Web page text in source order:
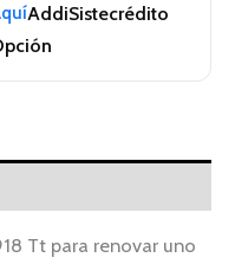
AddiSistecrédito
Tt para renovar uno